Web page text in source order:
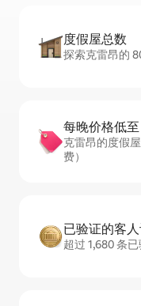
度假屋总数
探索克雷昂的
每晚价格低至
克雷昂的度假
费）
已验证的客
超过 1,680 条